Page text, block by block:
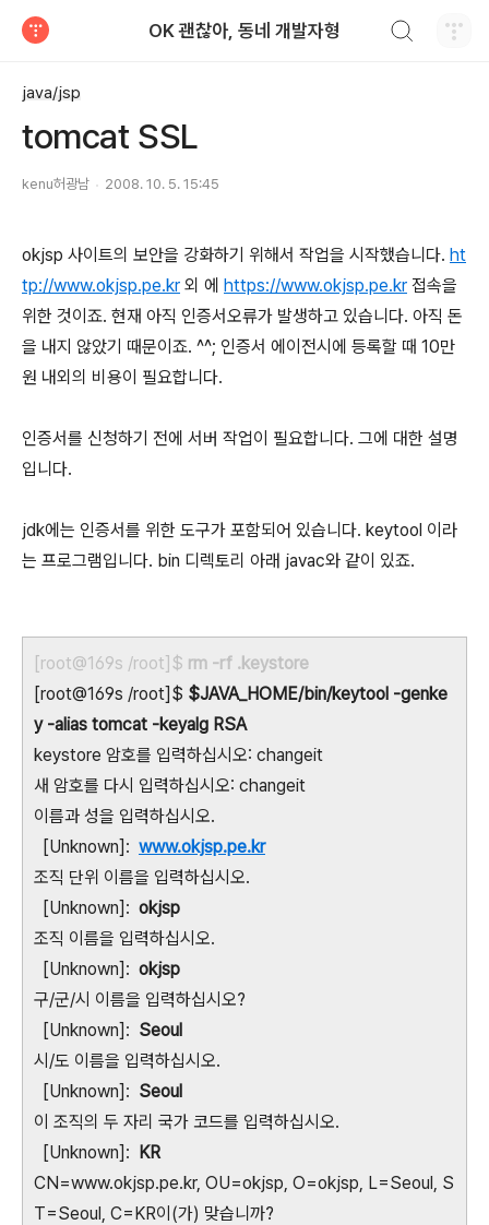
OK 괜찮아, 동네 개발자형
java/jsp
tomcat SSL
kenu허광남 2008. 10. 5. 15:45
okjsp 사이트의 보안을 강화하기 위해서 작업을 시작했습니다. ht
tp://www.okjsp.pe.kr 외 에 https://www.okjsp.pe.kr 접속을
위한 것이죠. 현재 아직 인증서오류가 발생하고 있습니다. 아직 돈
을 내지 않았기 때문이죠. ^^; 인증서 에이전시에 등록할 때 10만
원 내외의 비용이 필요합니다.
인증서를 신청하기 전에 서버 작업이 필요합니다. 그에 대한 설명
입니다.
jdk에는 인증서를 위한 도구가 포함되어 있습니다. keytool 이라
는 프로그램입니다. bin 디렉토리 아래 javac와 같이 있죠.
[root@169s /root]$ rm -rf .keystore
[root@169s /root]$ $JAVA_HOME/bin/keytool -genke
y -alias tomcat -keyalg RSA
keystore 암호를 입력하십시오: changeit
새 암호를 다시 입력하십시오: changeit
이름과 성을 입력하십시오.
[Unknown]: www.okjsp.pe.kr
조직 단위 이름을 입력하십시오.
[Unknown]: okjsp
조직 이름을 입력하십시오.
[Unknown]: okjsp
구/군/시 이름을 입력하십시오?
[Unknown]: Seoul
시/도 이름을 입력하십시오.
[Unknown]: Seoul
이 조직의 두 자리 국가 코드를 입력하십시오.
[Unknown]: KR
CN=www.okjsp.pe.kr, OU=okjsp, O=okjsp, L=Seoul, S
T=Seoul, C=KR이(가) 맞습니까?